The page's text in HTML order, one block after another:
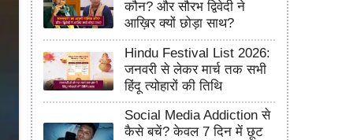
कौन? और सौरभ द्विवेदी ने
आख़िर क्यों छोड़ा साथ?
Hindu Festival List 2026:
जनवरी से लेकर मार्च तक सभी
हिंदू त्योहारों की तिथि
Social Media Addiction से
कैसे बचें? केवल 7 दिन में छूट